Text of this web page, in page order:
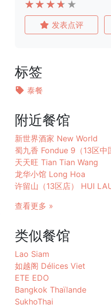
发表点评
标签
泰餐
附近餐馆
新世界酒家 New World
蜀九香 Fondue 9（13区中
天天旺 Tian Tian Wang
龙华小馆 Long Hoa
许留山（13区店） HUI
查看更多 »
类似餐馆
Lao Siam
如越阁 Délices Viet
ETE EDO
Bangkok Thaïlande
SukhoThai